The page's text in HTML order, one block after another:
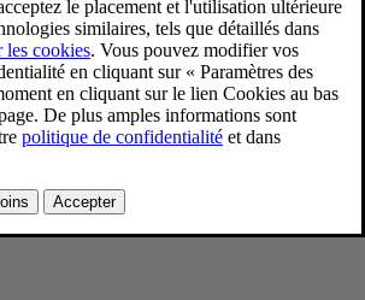
sur les droits d’auteur, cliquez ici